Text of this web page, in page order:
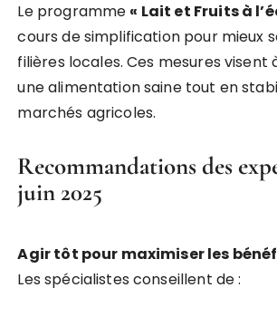
Le programme « Lait et Fruits à
cours de simplification pour mieux
filières locales. Ces mesures visent
une alimentation saine tout en
marchés agricoles.
Recommandations des
juin 2025
Agir tôt pour maximiser les
Les spécialistes conseillent de :